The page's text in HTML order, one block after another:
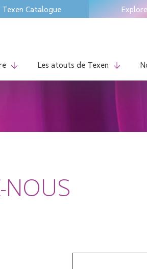
Texen Catalogue
Les atouts de Texen
NOUS